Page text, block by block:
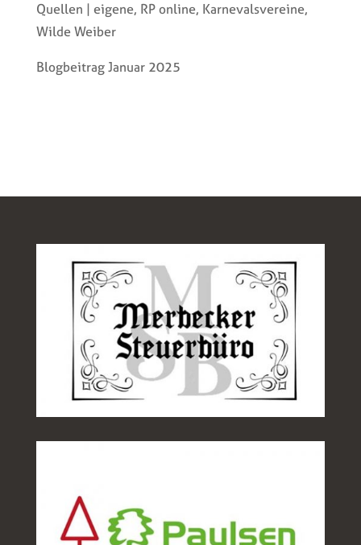
Quellen | eigene, RP online, Karnevalsvereine,
Wilde Weiber
Blogbeitrag Januar 2025